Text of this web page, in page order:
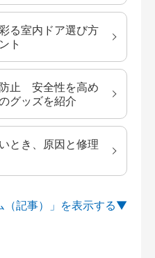
る室内ドア選び方
ト
止 安全性を高め
グッズを紹介
とき、原因と修理
（記事）」を